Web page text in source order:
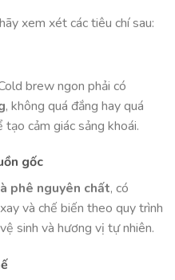
xem xét các tiêu chí sau:
brew ngon phải có
, không quá đắng hay quá
cảm giác sảng khoái.
gốc
phê nguyên chất, có
và chế biến theo quy trình
sinh và hương vị tự nhiên.